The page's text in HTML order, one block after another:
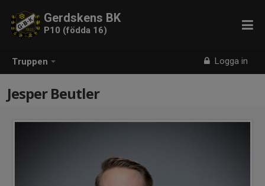
Truppen Logga in
Gerdskens BK
P10 (födda 16)
Jesper Beutler